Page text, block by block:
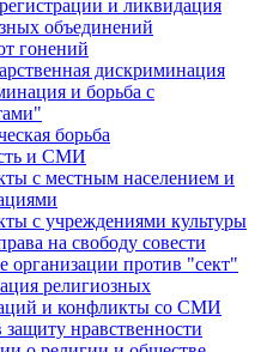
и ликвидация
объединений
гонений
дискриминация
и борьба с
борьба
и СМИ
с местным населением и
с учреждениями культуры
на свободу совести
организации против "сект"
религиозных
и конфликты со СМИ
нравственности